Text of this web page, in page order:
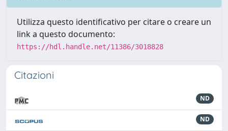
Utilizza questo identificativo per citare o creare un
link a questo documento:
https://hdl.handle.net/11386/3018828
Citazioni
ND
ND